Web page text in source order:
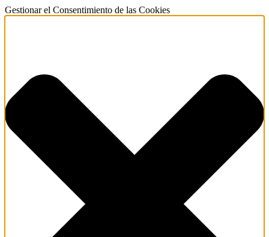
Gestionar el Consentimiento de las Cookies